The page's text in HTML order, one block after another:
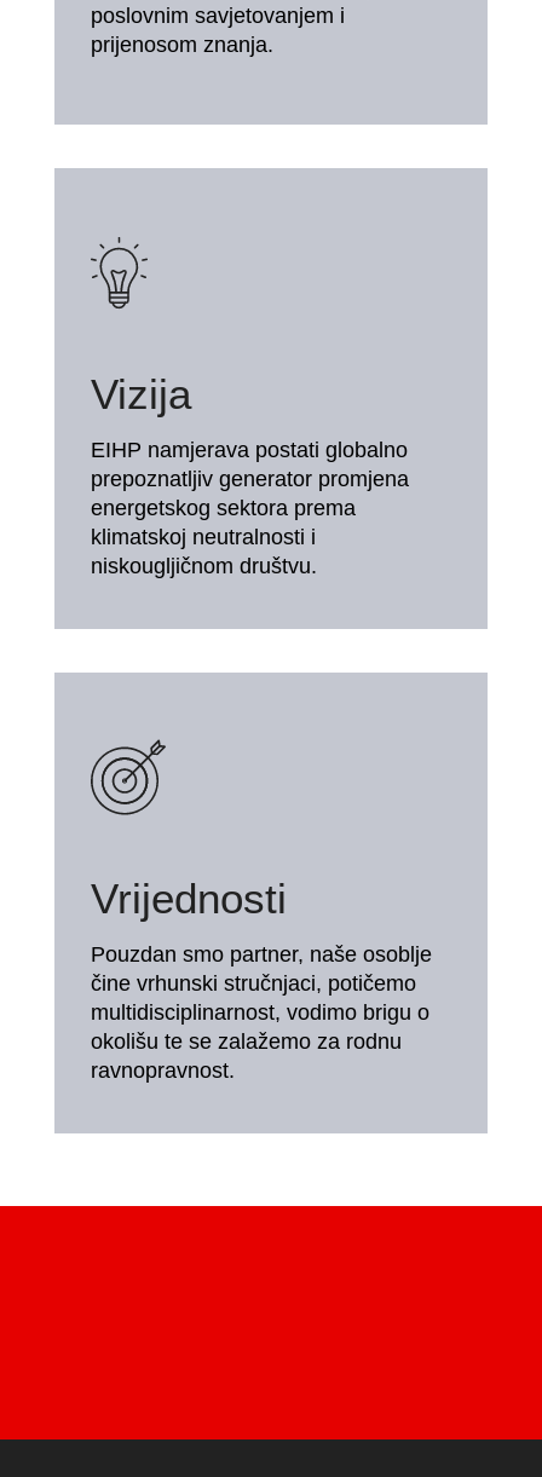
poslovnim savjetovanjem i
prijenosom znanja.
Vizija
EIHP namjerava postati globalno
prepoznatljiv generator promjena
energetskog sektora prema
klimatskoj neutralnosti i
niskougljičnom društvu.
Vrijednosti
Pouzdan smo partner, naše osoblje
čine vrhunski stručnjaci, potičemo
multidisciplinarnost, vodimo brigu o
okolišu te se zalažemo za rodnu
ravnopravnost.